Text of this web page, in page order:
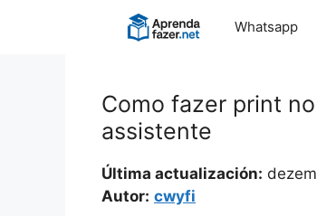
Whatsapp
Como fazer print
assistente
Última actualización:
Autor: cwyfi